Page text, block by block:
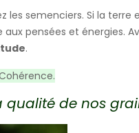
les semenciers. Si la terre
pensées et énergies.
.
qualité de nos